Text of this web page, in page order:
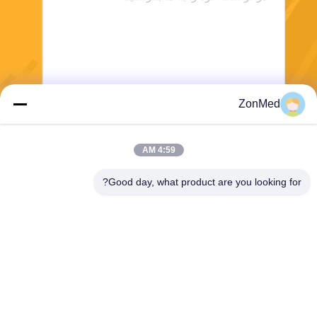
بفرست
ZonMed
4:59 AM
Good day, what product are you looking for?